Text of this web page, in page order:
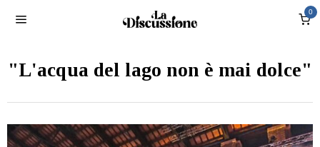
0
"L'acqua del lago non è mai dolce"